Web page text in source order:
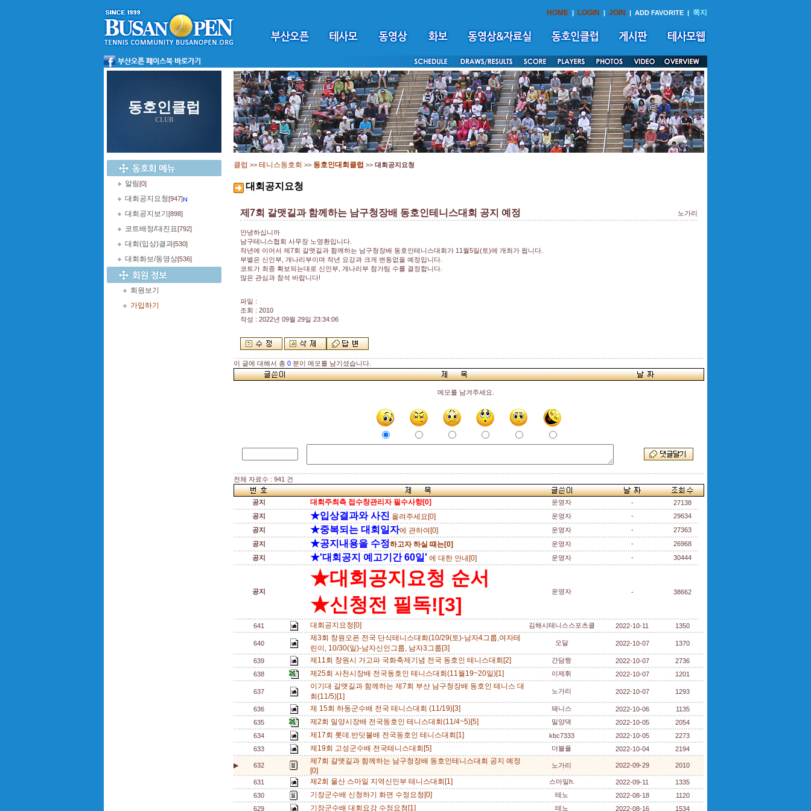
HOME | LOGIN | JOIN | ADD FAVORITE | 쪽지
동호인클럽
CLUB
알림[0]
대회공지요청[947]
대회공지보기 [898]
코트배정/대진표[792]
대회(입상)결과[530]
대회화보/동영상[536]
회원보기
가입하기
클럽 >> 테니스동호회 >> 동호인대회클럽 >> 대회공지요청
대회공지요청
제7회 갈맷길과 함께하는 남구청장배 동호인테니스대회 공지 예정 노가리
안녕하십니까
남구테니스협회 사무장 노영환입니다.
작년에 이어서 제7회 갈맷길과 함께하는 남구청장배 동호인테니스대회가 11월5일(토)에 개최가 됩니다.
부별은 신인부, 개나리부이며 작년 요강과 크게 변동없을 예정입니다.
코트가 최종 확보되는대로 신인부, 개나리부 참가팀 수를 결정합니다.
많은 관심과 참석 바랍니다!
파일 :
조회 : 2010
작성 : 2022년 09월 29일 23:34:06
이 글에 대해서 총 0 분이 메모를 남기셨습니다.
메모를 남겨주세요.
전체 자료수 : 941 건
공지 대회주최측 접수창관리자 필수사항[0] 운영자 -
27138
공지
★입상결과와 사진 올려주세요[0] 운영자 -
29634
공지
★중복되는 대회일자에 관하여[0] 운영자 -
27363
공지
★공지내용을 수정하고자 하실 때는[0] 운영자 -
26968
공지
★'대회공지 예고기간 60일' 에 대한 안내[0] 운영자 - 30444
공지
★대회공지요청 순서
★신청전 필독![3]
운영자 - 38662
641 대회공지요청[0] 김해시테니스스포츠클 2022-10-11 1350
640
제3회 창원오픈 전국 단식테니스대회(10/29(토)-남자4그룹,여자테
린이, 10/30(일)-남자신인그룹, 남자3그룹[3]
오달 2022-10-07 1370
639 제11회 창원시 가고파 국화축제기념 전국 동호인 테니스대회[2] 간담짱 2022-10-07
2736
638
제25회 사천시장배 전국동호인 테니스대회(11월19~20일)[1] 이제휘 2022-10-07 1201
637
이기대 갈맷길과 함께하는 제7회 부산 남구청장배 동호인 테니스 대
회(11/5)[1]
노가리 2022-10-07 1293
636 제 15회 하동군수배 전국 테니스대회 (11/19)[3] 돼니스 2022-10-06
1135
635
제2회 밀양시장배 전국동호인 테니스대회(11/4~5)[5] 밀양댁 2022-10-05
2054
634
제17회 롯데.반딧불배 전국동호인 테니스대회[1] kbc7333 2022-10-05
2273
633
제19회 고성군수배 전국테니스대회[5] 더블폴 2022-10-04 2194
▶ 632
제7회 갈맷길과 함께하는 남구청장배 동호인테니스대회 공지 예정
[0]
노가리 2022-09-29 2010
631 제2회 울산 스마일 지역신인부 테니스대회[1] 스마일h. 2022-09-11
1335
630
기장군수배 신청하기 화면 수정요청[0] 테노 2022-08-18
1120
629
기장군수배 대회요강 수정요청[1] 테노 2022-08-16 1534